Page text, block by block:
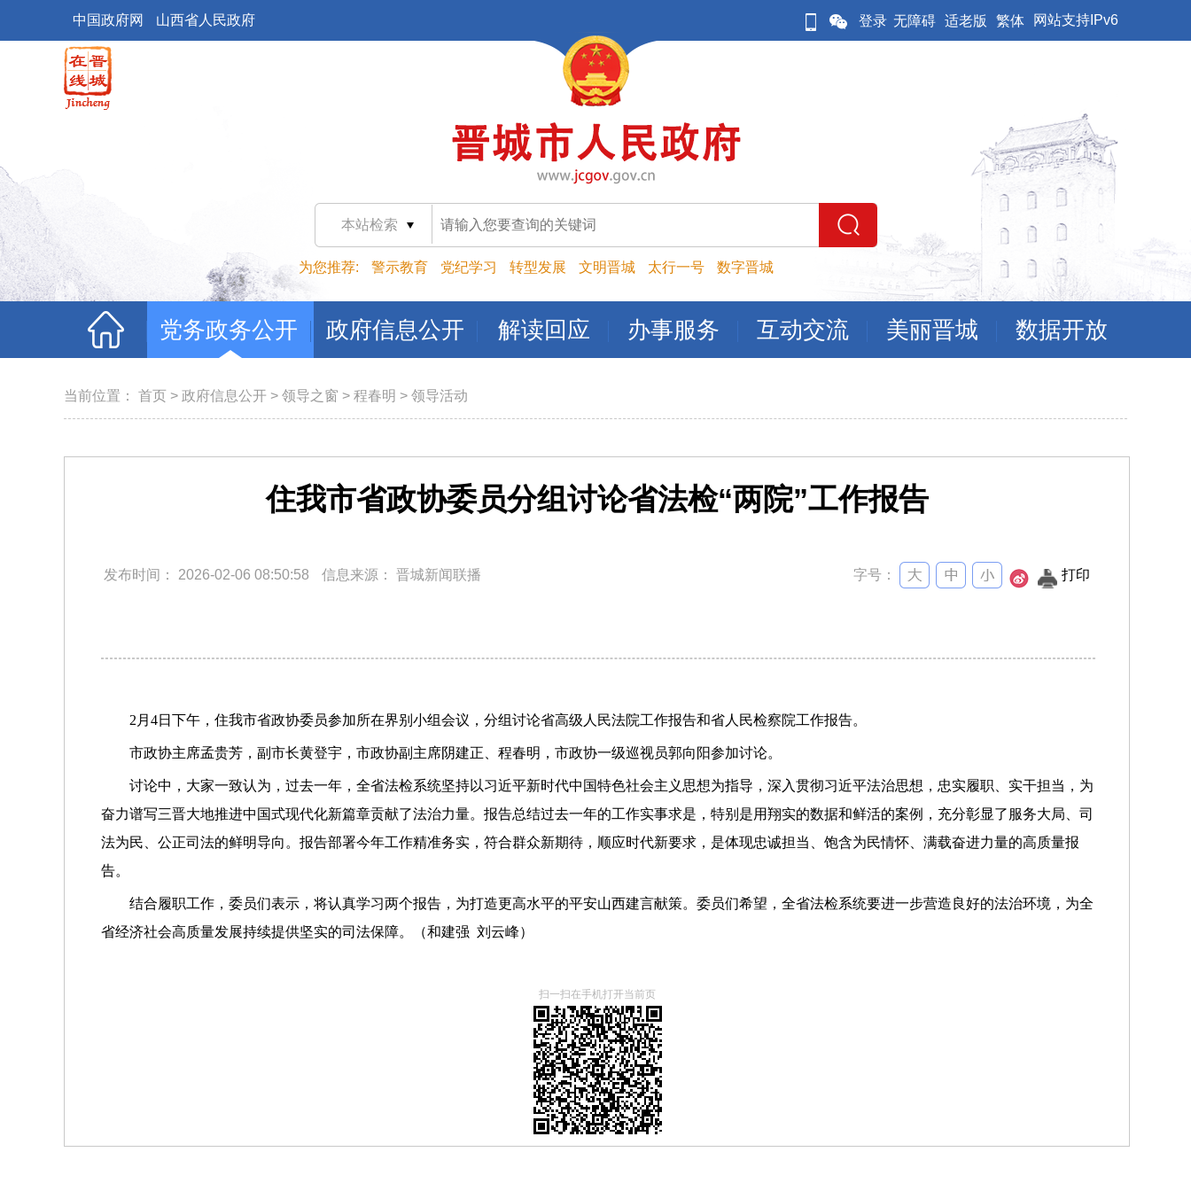
中国政府网 山西省人民政府 登录 无障碍 适老版 繁体 网站支持IPv6
本站检索
为您推荐: 警示教育 党纪学习 转型发展 文明晋城 太行一号 数字晋城
党务政务公开 政府信息公开 解读回应 办事服务 互动交流 美丽晋城 数据开放
当前位置： 首页 > 政府信息公开 > 领导之窗 > 程春明 > 领导活动
住我市省政协委员分组讨论省法检“两院”工作报告
发布时间： 2026-02-06 08:50:58 信息来源： 晋城新闻联播 字号： 打印
2月4日下午，住我市省政协委员参加所在界别小组会议，分组讨论省高级人民法院工作报告和省人民检察院工作报告。
市政协主席孟贵芳，副市长黄登宇，市政协副主席阴建正、程春明，市政协一级巡视员郭向阳参加讨论。
讨论中，大家一致认为，过去一年，全省法检系统坚持以习近平新时代中国特色社会主义思想为指导，深入贯彻习近平法治思想，忠实履职、实干担当，为
奋力谱写三晋大地推进中国式现代化新篇章贡献了法治力量。报告总结过去一年的工作实事求是，特别是用翔实的数据和鲜活的案例，充分彰显了服务大局、司
法为民、公正司法的鲜明导向。报告部署今年工作精准务实，符合群众新期待，顺应时代新要求，是体现忠诚担当、饱含为民情怀、满载奋进力量的高质量报
告。
结合履职工作，委员们表示，将认真学习两个报告，为打造更高水平的平安山西建言献策。委员们希望，全省法检系统要进一步营造良好的法治环境，为全
省经济社会高质量发展持续提供坚实的司法保障。（和建强 刘云峰）
扫一扫在手机打开当前页